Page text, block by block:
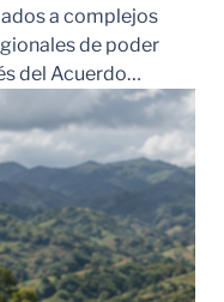
a complejos
de poder
del Acuerdo…